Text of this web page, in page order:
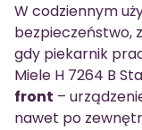
W codziennym
bezpieczeństwo,
gdy piekarnik
Miele H 7264 B
front –
nawet po